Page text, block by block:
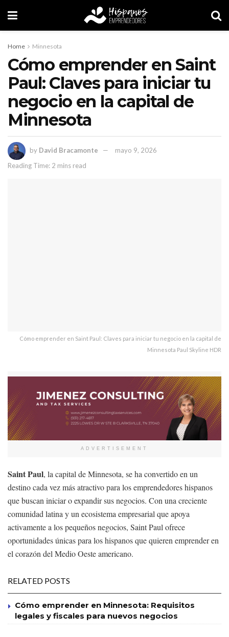
Home Minnesota
Cómo emprender en Saint
Paul: Claves para iniciar tu
negocio en la capital de
Minnesota
by David Bracamonte
mayo 9, 2026
Reading Time: 2 mins read
Cómo emprender en Saint Paul: Claves para iniciar tu negocio en la capital de
Minnesota Paul Skyline HDR
ADVERTISEMENT
Saint Paul, la capital de Minnesota, se ha convertido en un
destino cada vez más atractivo para los emprendedores hispanos
que buscan iniciar o expandir sus negocios. Con una creciente
comunidad latina y un ecosistema empresarial que apoya
activamente a los pequeños negocios, Saint Paul ofrece
oportunidades únicas para los hispanos que quieren emprender en
el corazón del Medio Oeste americano.
RELATED POSTS
Cómo emprender en Minnesota: Requisitos
legales y fiscales para nuevos negocios